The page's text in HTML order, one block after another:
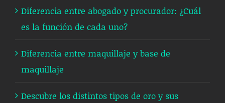
Diferencia entre abogado y procurador: ¿Cuál
es la función de cada uno?
Diferencia entre maquillaje y base de
maquillaje​
Descubre los distintos tipos de oro y sus